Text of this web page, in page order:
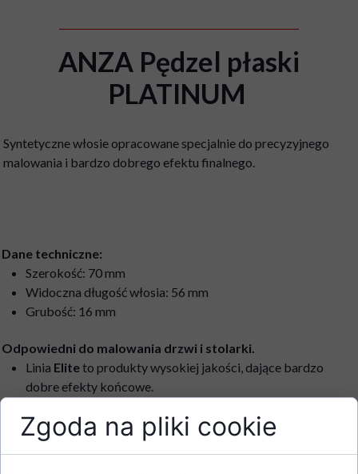
Dane techniczne:
Szerokość: 70 mm
Widoczna długość włosia: 56 mm
Grubość: 16 mm
Odpowiedni do malowania drzwi i stolarki.
Linia Eliteto produkty wysokiej jakości, dające bardzo
dobre efekty końcowe.
wykończenie oraz bardzo dobre właściwości przenoszenia
farby.
ANZA Pędzel płaski
PLATINUM
Syntetyczne włosie opracowane specjalnie do precyzyjnego
malowania i bardzo dobrego efektu finalnego.
Zgoda na pliki cookie